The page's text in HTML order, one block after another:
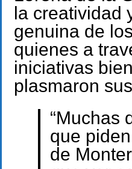
la creatividad
genuina de
quienes a
iniciativas
plasmaron
“Muchas
que
de